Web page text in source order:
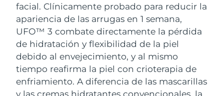
facial. Clínicamente probado para reducir la
apariencia de las arrugas en 1 semana,
UFO™ 3 combate directamente la pérdida
de hidratación y flexibilidad de la piel
debido al envejecimiento, y al mismo
tiempo reafirma la piel con crioterapia de
enfriamiento. A diferencia de las mascarillas
y las cremas hidratantes convencionales, la
Massage, LED heating
LUNA™ 4 Men
For men, anti-aging massage
Microcurrent toning on-the-go
BEAR™ 2 eyes & lips
Microcurrent line smoothing device
UFO™ 3 pack
Deep facial hydration
UFO™ 3 LED
Near-infrared and red light therapy
device
issa™ 4
Hybrid silicone sonic toothbrush
issa™ 4 plus
Smart hybrid silicone sonic toothbrush
TRATAMIENTO ANTIEDAD FAQ™
Antiedad Tratamientos LED
NEW
Brunéi Entrega prevista 8/15/26
Bulgaria Entrega prevista8/10/26
Canadá Entrega prevista
Chile Entrega prevista